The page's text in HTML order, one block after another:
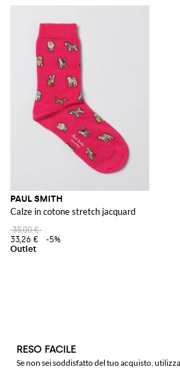
PAUL SMITH
Calze in cotone stretch jacquard
35,00 €
33,26 €
-5%
RESO FACILE
Se non sei soddisfatto del tuo acquisto,